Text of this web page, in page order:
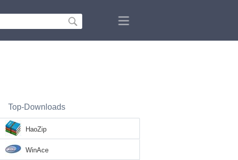
Top-Downloads
HaoZip
WinAce